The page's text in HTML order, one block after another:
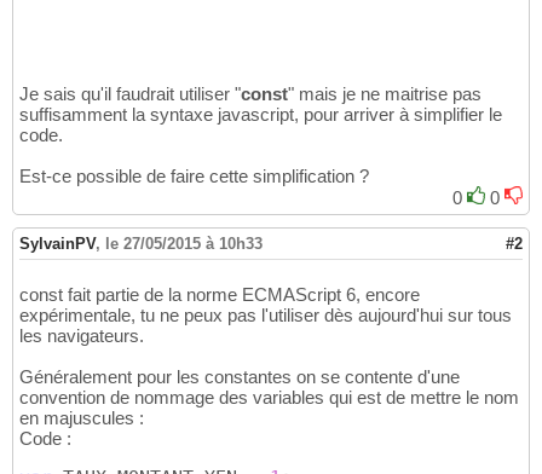
Je sais qu'il faudrait utiliser "const" mais je ne maitrise pas
suffisamment la syntaxe javascript, pour arriver à simplifier le
code.
Est-ce possible de faire cette simplification ?
0
0
SylvainPV, le 27/05/2015 à 10h33 #2
const fait partie de la norme ECMAScript 6, encore
expérimentale, tu ne peux pas l'utiliser dès aujourd'hui sur tous
les navigateurs.
Généralement pour les constantes on se contente d'une
convention de nommage des variables qui est de mettre le nom
en majuscules :
Code :